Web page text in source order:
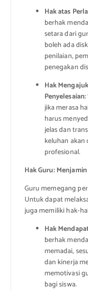
Hak atas
berhak
setara dari
boleh ada
penilaian,
penegakan
Hak
Penyelesaian:
jika merasa
harus
jelas dan
keluhan
profesional.
Hak Guru:
Guru memegang
Untuk dapat
juga memiliki hak-
Hak
berhak
memadai,
dan kinerja
memotivasi
bagi siswa.